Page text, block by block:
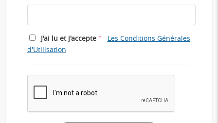
J'ai lu et j'accepte *
Les Conditions Générales
d'Utilisation